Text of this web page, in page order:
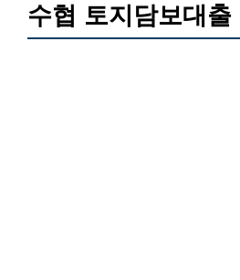
수협 토지담보대출